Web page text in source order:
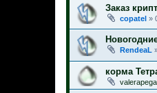
Заказ
copatel »
RendeaL
корма